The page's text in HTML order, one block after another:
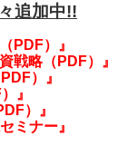
追加中!!
PDF）』
戦略（PDF）』
）』
』
）』
ミナー』